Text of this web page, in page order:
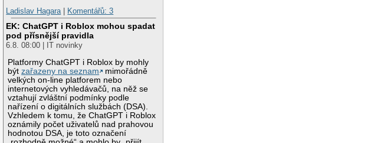
Ladislav Hagara
Komentářů: 3
EK: ChatGPT i Roblox mohou spadat
pod přísnější pravidla
6.8. 08:00 | IT novinky
Platformy ChatGPT i Roblox by mohly
býtzařazeny na seznam
mimořádně
velkých on-line platforem nebo
internetových vyhledávačů, na něž se
vztahují zvláštní podmínky podle
nařízení o digitálních službách (DSA).
Vzhledem k tomu, že ChatGPT i Roblox
oznámily počet uživatelů nad prahovou
hodnotou DSA, je toto označení